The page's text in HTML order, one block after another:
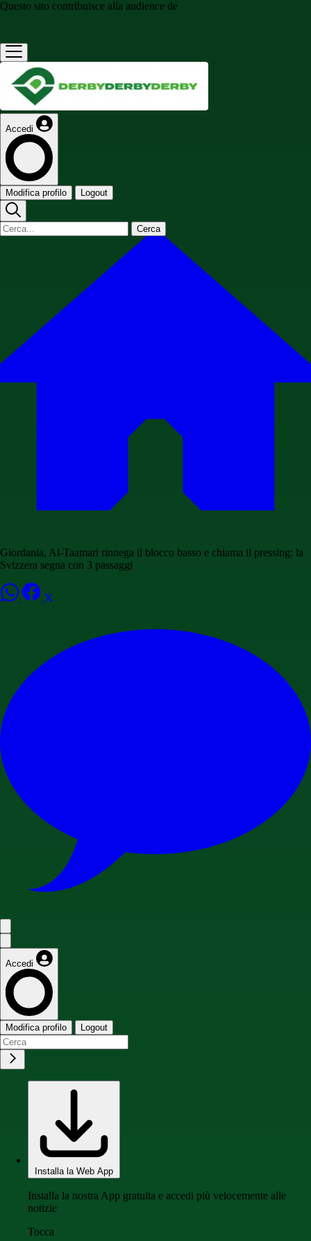
Questo sito contribuisce alla audience de
Accedi
Modifica profilo Logout
Cerca
Giordania, Al-Taamari rinnega il blocco basso e chiama il pressing: la
Svizzera segna con 3 passaggi
Accedi
Modifica profilo Logout
Installa la Web App
Installa la nostra App gratuita e accedi più velocemente alle
notizie
Tocca